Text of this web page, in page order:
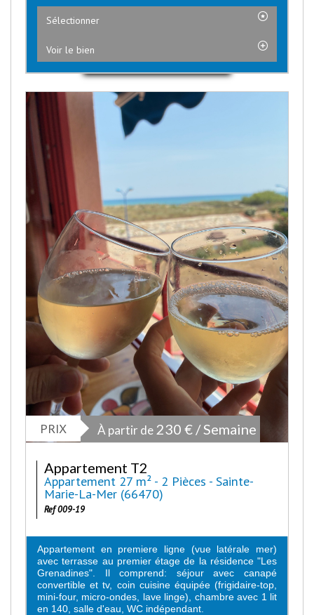
Sélectionner
Voir le bien
PRIX À partir de 230 € / Semaine
Appartement T2
Appartement 27 m² - 2 Pièces - Sainte-
Marie-La-Mer (66470)
Ref 009-19
Appartement en premiere ligne (vue latérale mer)
avec terrasse au premier étage de la résidence "Les
Grenadines". Il comprend: séjour avec canapé
convertible et tv, coin cuisine équipée (frigidaire-top,
mini-four, micro-ondes, lave linge), chambre avec 1 lit
en 140, salle d'eau, WC indépendant.